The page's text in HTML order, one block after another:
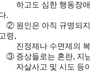
하고도 심한 행동장애
.
② 원인은 아직 규명되지
고령,
진정제나 수면제의 복
③ 증상들로는 혼란, 지
자살사고 및 시도 등이